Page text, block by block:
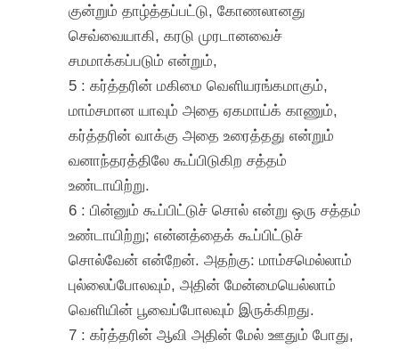
குன்றும் தாழ்த்தப்பட்டு, கோணலானது
செவ்வையாகி, கரடு முரடானவைச்
சமமாக்கப்படும் என்றும்,
5 : கர்த்தரின் மகிமை வெளியரங்கமாகும்,
மாம்சமான யாவும் அதை ஏகமாய்க் காணும்,
கர்த்தரின் வாக்கு அதை உரைத்தது என்றும்
வனாந்தரத்திலே கூப்பிடுகிற சத்தம்
உண்டாயிற்று.
6 : பின்னும் கூப்பிட்டுச் சொல் என்று ஒரு சத்தம்
உண்டாயிற்று; என்னத்தைக் கூப்பிட்டுச்
சொல்வேன் என்றேன். அதற்கு: மாம்சமெல்லாம்
புல்லைப்போலவும், அதின் மேன்மையெல்லாம்
வெளியின் பூவைப்போலவும் இருக்கிறது.
7 : கர்த்தரின் ஆவி அதின் மேல் ஊதும் போது,